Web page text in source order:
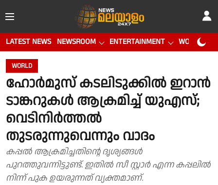
LATEST NEWS NEWSROOM ENTERTAINMENT WORLD CUP
WORLD
ഹോര്‍മുസ് കടലിടുക്കില്‍ ഇറാന്‍
ടാങ്കറുകള്‍ ആക്രമിച്ച് യുഎസ്;
വെടിനിര്‍ത്തല്‍
തുടരുന്നുവെന്നും വാദം
കപ്പല്‍ ആക്രമിച്ചതിന്റെ ദൃശ്യങ്ങള്‍
പുറത്തുവന്നിട്ടുണ്ട്. ഇതില്‍ സീ സ്റ്റാര്‍ എന്ന കപ്പലില്‍
നിന്ന് പുക ഉയരുന്നത് വ്യക്തമാണ്.